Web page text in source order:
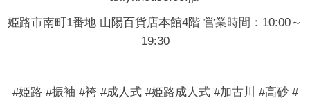
姫路市南町1番地 山陽百貨店本館4階 営業時間：10:00～
19:30
#姫路 #振袖 #袴 #成人式 #姫路成人式 #加古川 #高砂 #